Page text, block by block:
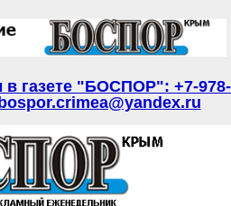
газете "БОСПОР": +7-978-